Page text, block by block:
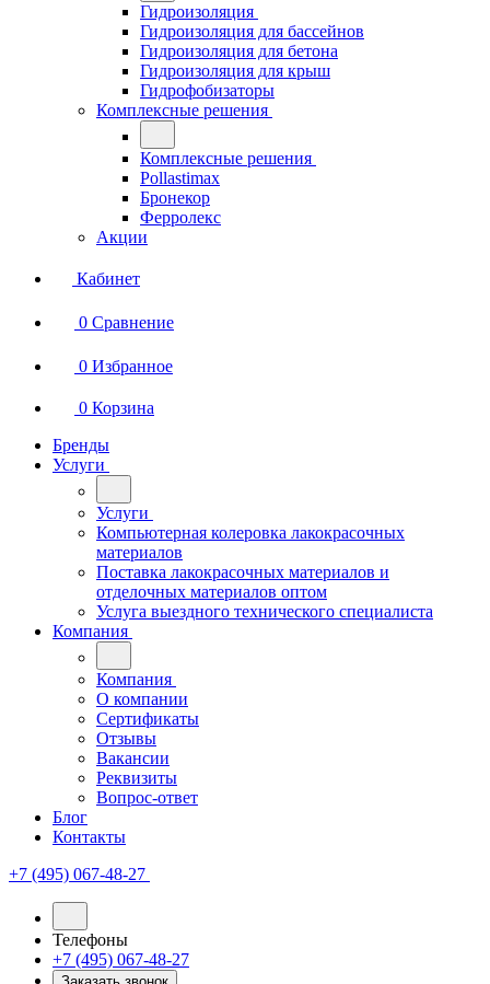
Гидроизоляция
Гидроизоляция для бассейнов
Гидроизоляция для бетона
Гидроизоляция для крыш
Гидрофобизаторы
Комплексные решения
Комплексные решения
Pollastimax
Бронекор
Ферролекс
Акции
Кабинет
0 Сравнение
0 Избранное
0 Корзина
Бренды
Услуги
Услуги
Компьютерная колеровка лакокрасочных
материалов
Поставка лакокрасочных материалов и
отделочных материалов оптом
Услуга выездного технического специалиста
Компания
Компания
О компании
Сертификаты
Отзывы
Вакансии
Реквизиты
Вопрос-ответ
Блог
Контакты
+7 (495) 067-48-27
Телефоны
+7 (495) 067-48-27